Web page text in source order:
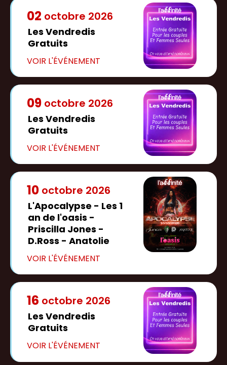
02 octobre 2026
Les Vendredis
Gratuits
09 octobre 2026
Les Vendredis
Gratuits
10 octobre 2026
L'Apocalypse - Les 1
an de l'oasis -
Priscilla Jones -
D.Ross - Anatolie
16 octobre 2026
Les Vendredis
Gratuits